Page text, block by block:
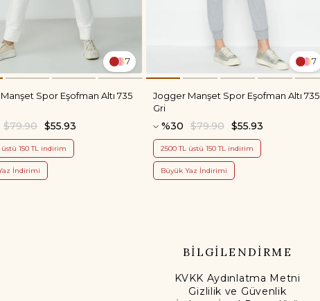
7
Spor Eşofman Altı 735
$55.93
$79.90
üstü 150 TL indirim
İndirimi
7
Jogger Manşet Spor Eşofman Altı 735
Gri
%30 $55.93
$79.90
2500 TL üstü 150 TL indirim
Büyük Yaz İndirimi
BİLGİLENDİRME
KVKK Aydınlatma Metni
Gizlilik ve Güvenlik